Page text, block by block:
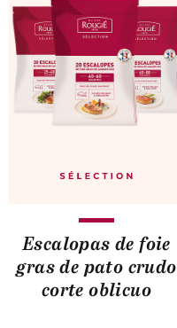
Escalopas de foie
gras de pato crudo
corte oblicuo